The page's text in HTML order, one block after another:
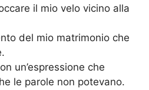
il mio velo vicino alla
del mio matrimonio che
un’espressione che
le parole non potevano.